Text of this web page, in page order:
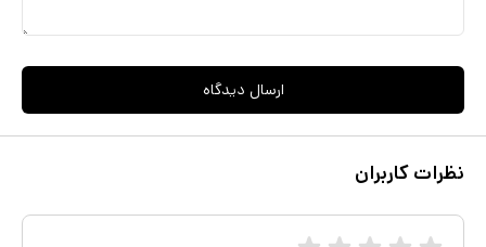
ارسال دیدگاه
نظرات کاربران